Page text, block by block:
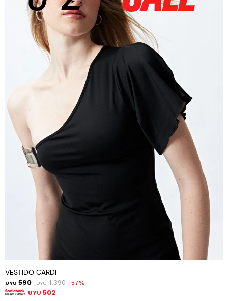
VESTIDO CARDI
UYU 590 UYU 1.390 57
UYU 502